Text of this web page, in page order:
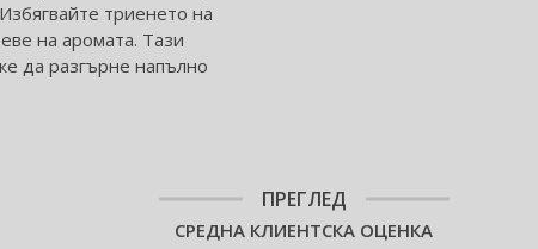
триенето на
на аромата. Тази
да разгърне напълно
ПРЕГЛЕД
СРЕДНА КЛИЕНТСКА ОЦЕНКА